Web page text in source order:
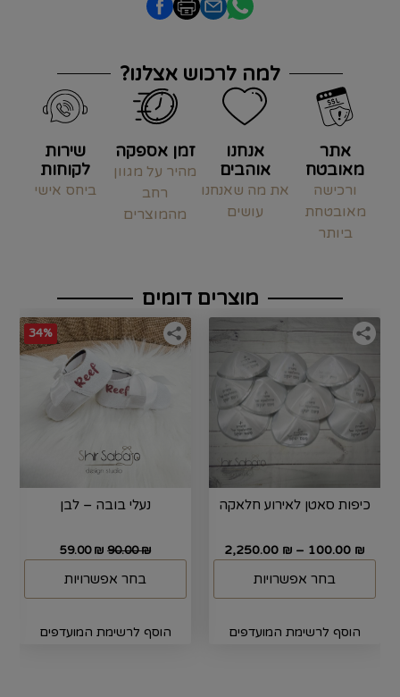
למה לרכוש אצלנו?
אתר
מאובטח
ורכישה
מאובטחת
ביותר
אנחנו
אוהבים
את מה שאנחנו
עושים
זמן אספקה
מהיר על מגוון
רחב
מהמוצרים
שירות
לקוחות
ביחס אישי
מוצרים דומים
כיפות סאטן לאירוע חלאקה
100.00 ₪
–
2,250.00 ₪
בחר אפשרויות
הוסף לרשימת המועדפים
34%
נעלי בובה – לבן
90.00₪
59.00₪
בחר אפשרויות
הוסף לרשימת המועדפים